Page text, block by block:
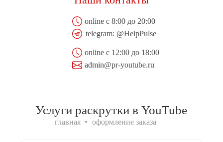
online с 8:00 до 20:00
telegram: @HelpPulse
online с 12:00 до 18:00
admin@pr-youtube.ru
Услуги раскрутки в YouTube
главная оформление заказа